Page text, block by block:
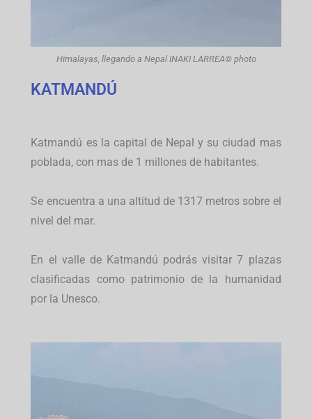
Himalayas, llegando a Nepal INAKI LARREA© photo
KATMANDÚ
Katmandú es la capital de Nepal y su ciudad mas
poblada, con mas de 1 millones de habitantes.
Se encuentra a una altitud de 1317 metros sobre el
nivel del mar.
En el valle de Katmandú podrás visitar 7 plazas
clasificadas como patrimonio de la humanidad
por la Unesco.